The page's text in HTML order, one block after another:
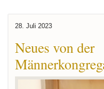
28. Juli 2023
Neues von der